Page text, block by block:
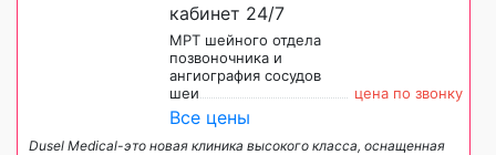
кабинет 24/7
МРТ шейного отдела
позвоночника и
ангиография сосудов
шеи
цена по звонку
Все цены
Dusel Medical-это новая клиника высокого класса, оснащенная